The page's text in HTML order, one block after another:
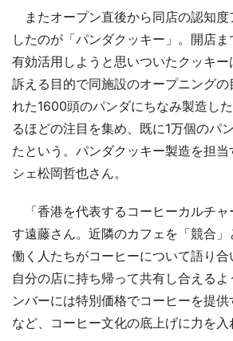
またオープン直後から同店の認知度
したのが「パンダクッキー」。開店
有効活用しようと思いついたクッキ
訴える目的で同施設のオープニングの
れた1600頭のパンダにちなみ製造し
るほどの注目を集め、既に1万個のパ
たという。パンダクッキー製造を担
シェ松岡哲也さん。
「香港を代表するコーヒーカルチャ
す遠藤さん。近隣のカフェを「競合
働く人たちがコーヒーについて語り
自分の店に持ち帰って共有し合える
ンバーには特別価格でコーヒーを提
など、コーヒー文化の底上げに力を入